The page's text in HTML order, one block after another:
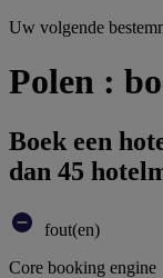
Uw volgende
Polen :
Boek een
dan 45
fout(en)
Core booking engine